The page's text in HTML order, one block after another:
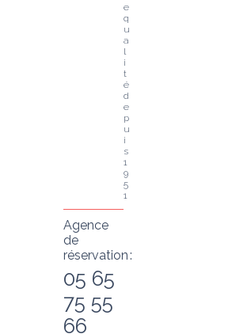
e
q
u
a
l
i
t
é
d
e
p
u
i
s
1
9
5
1
Agence
de
réservation :
05 65
75 55
66